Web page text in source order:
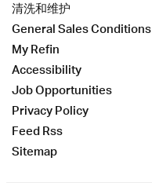
清洗和维护
General Sales Conditions
My Refin
Accessibility
Job Opportunities
Privacy Policy
Feed Rss
Sitemap